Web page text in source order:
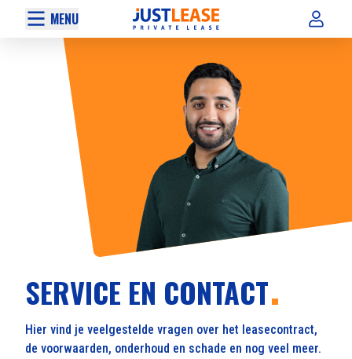
MENU
SERVICE EN CONTACT
Hier vind je veelgestelde vragen over het leasecontract,
de voorwaarden, onderhoud en schade en nog veel meer.